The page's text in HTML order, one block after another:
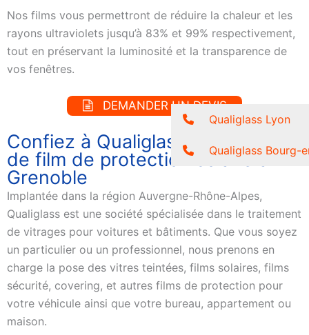
Nos films vous permettront de réduire la chaleur et les
rayons ultraviolets jusqu’à 83% et 99% respectivement,
tout en préservant la luminosité et la transparence de
vos fenêtres.
DEMANDER UN DEVIS
Confiez à Qualiglass votre pose
de film de protection solaire à
Grenoble
Implantée dans la région Auvergne-Rhône-Alpes,
Qualiglass est une société spécialisée dans le traitement
de vitrages pour voitures et bâtiments. Que vous soyez
un particulier ou un professionnel, nous prenons en
charge la pose des vitres teintées, films solaires, films
sécurité, covering, et autres films de protection pour
votre véhicule ainsi que votre bureau, appartement ou
maison.
Qualiglass Lyon
Qualiglass Bourg-